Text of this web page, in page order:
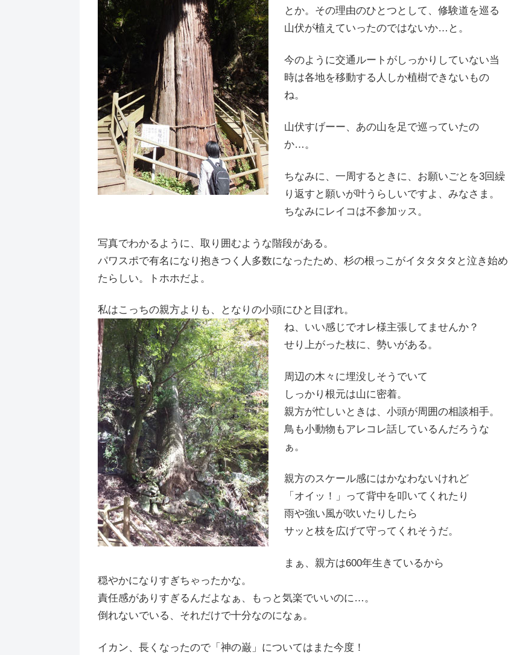
とか。その理由のひとつとして、修験道を巡る
山伏が植えていったのではないか…と。
今のように交通ルートがしっかりしていない当
時は各地を移動する人しか植樹できないもの
ね。
山伏すげーー、あの山を足で巡っていたの
か…。
ちなみに、一周するときに、お願いごとを3回繰
り返すと願いが叶うらしいですよ、みなさま。
ちなみにレイコは不参加ッス。
写真でわかるように、取り囲むような階段がある。
パワスポで有名になり抱きつく人多数になったため、杉の根っこがイタタタタと泣き始め
たらしい。トホホだよ。
私はこっちの親方よりも、となりの小頭にひと目ぼれ。
ね、いい感じでオレ様主張してませんか？
せり上がった枝に、勢いがある。
周辺の木々に埋没しそうでいて
しっかり根元は山に密着。
親方が忙しいときは、小頭が周囲の相談相手。
鳥も小動物もアレコレ話しているんだろうな
ぁ。
親方のスケール感にはかなわないけれど
「オイッ！」って背中を叩いてくれたり
雨や強い風が吹いたりしたら
サッと枝を広げて守ってくれそうだ。
まぁ、親方は600年生きているから
穏やかになりすぎちゃったかな。
責任感がありすぎるんだよなぁ、もっと気楽でいいのに…。
倒れないでいる、それだけで十分なのになぁ。
イカン、長くなったので「神の巌」についてはまた今度！